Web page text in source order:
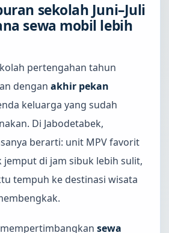
sekolah Juni–Juli
sewa mobil lebih
pertengahan tahun
dengan akhir pekan
keluarga yang sudah
Di Jabodetabek,
berarti: unit MPV favorit
jemput di jam sibuk lebih sulit,
tempuh ke destinasi wisata
sewa